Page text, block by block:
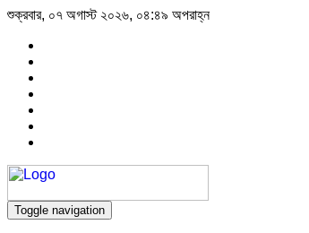
শুক্রবার, ০৭ অগাস্ট ২০২৬, ০৪:৪৯ অপরাহ্ন
Toggle navigation